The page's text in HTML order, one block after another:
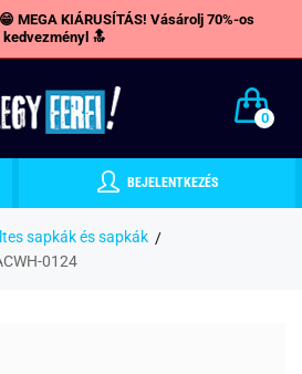
MEGA KIÁRUSÍTÁS! Vásárolj 70%-os
kedvezményl 🔝
0
BEJELENTKEZÉS
sapkák és sapkák
0124